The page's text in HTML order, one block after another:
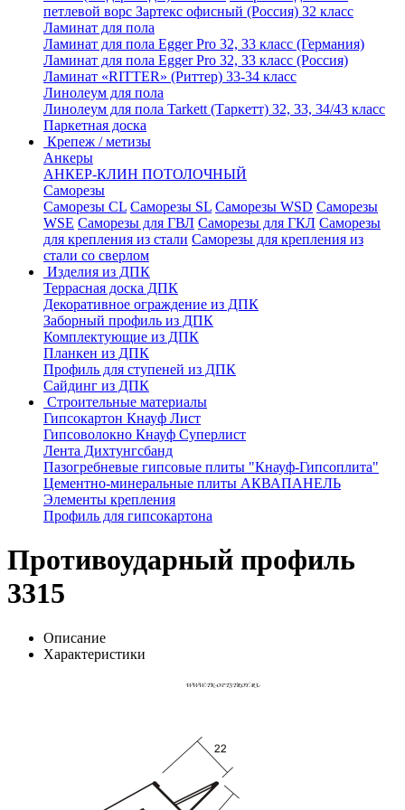
петлевой ворс Зартекс офисный (Россия) 32 класс
Ламинат для пола
Ламинат для пола Egger Pro 32, 33 класс (Германия)
Ламинат для пола Egger Pro 32, 33 класс (Россия)
Ламинат «RITTER» (Риттер) 33-34 класс
Линолеум для пола
Линолеум для пола Tarkett (Таркетт) 32, 33, 34/43 класс
Паркетная доска
Крепеж / метизы
Анкеры
АНКЕР-КЛИН ПОТОЛОЧНЫЙ
Саморезы
Саморезы CL Саморезы SL Саморезы WSD Саморезы
WSE Саморезы для ГВЛ Саморезы для ГКЛ Саморезы
для крепления из стали Саморезы для крепления из
стали со сверлом
Изделия из ДПК
Террасная доска ДПК
Декоративное ограждение из ДПК
Заборный профиль из ДПК
Комплектующие из ДПК
Планкен из ДПК
Профиль для ступеней из ДПК
Сайдинг из ДПК
Строительные материалы
Гипсокартон Кнауф Лист
Гипсоволокно Кнауф Суперлист
Лента Дихтунгсбанд
Пазогребневые гипсовые плиты "Кнауф-Гипсоплита"
Цементно-минеральные плиты АКВАПАНЕЛЬ
Элементы крепления
Профиль для гипсокартона
Противоударный профиль
3315
Описание
Характеристики